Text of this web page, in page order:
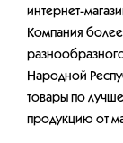
интернет-
Компания
Народной
товары по
продукцию от